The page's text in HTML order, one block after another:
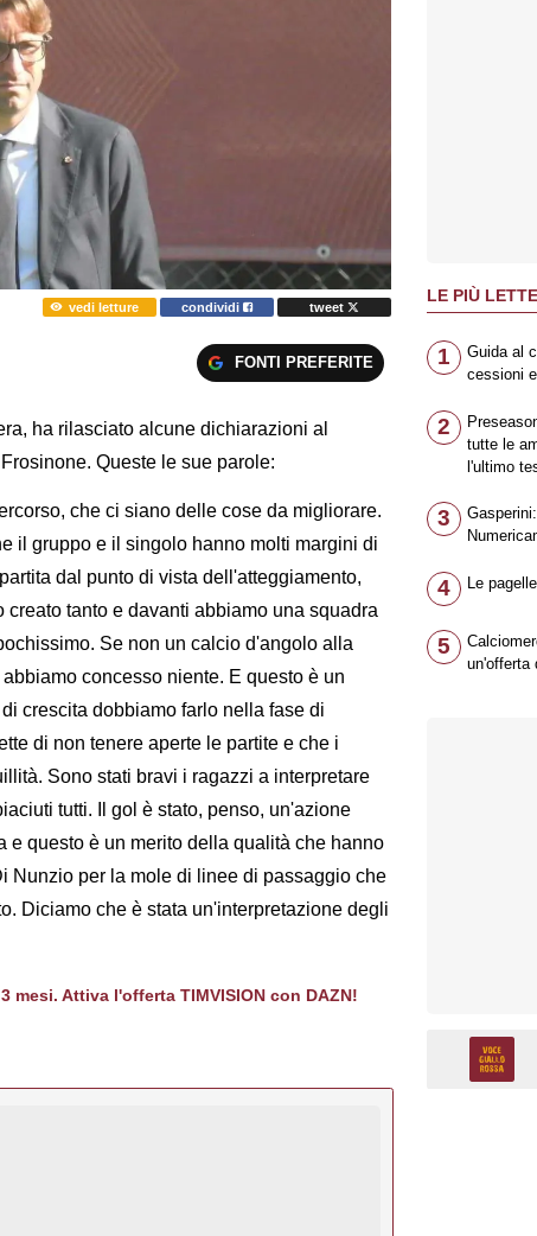
vedi letture condividi tweet
FONTI PREFERITE
ha rilasciato alcune dichiarazioni al
Queste le sue parole:
che ci siano delle cose da migliorare.
il gruppo e il singolo hanno molti margini di
dal punto di vista dell'atteggiamento,
tanto e davanti abbiamo una squadra
Se non un calcio d'angolo alla
concesso niente. E questo è un
crescita dobbiamo farlo nella fase di
di non tenere aperte le partite e che i
Sono stati bravi i ragazzi a interpretare
tutti. Il gol è stato, penso, un'azione
e questo è un merito della qualità che hanno
Nunzio per la mole di linee di passaggio che
Diciamo che è stata un'interpretazione degli
mesi. Attiva l'offerta TIMVISION con DAZN!
LE PIÙ LETTE
1
Guida al
cessioni
2
tutte le
l'ultimo
3
4 Le
5
un'offerta